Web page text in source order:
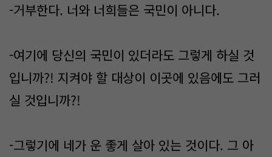
-거부한다. 너와 너희들은 국민이 아니다.
-여기에 당신의 국민이 있더라도 그렇게 하실 것
입니까?! 지켜야 할 대상이 이곳에 있음에도 그러
실 것입니까?!
-그렇기에 네가 운 좋게 살아 있는 것이다. 그 아